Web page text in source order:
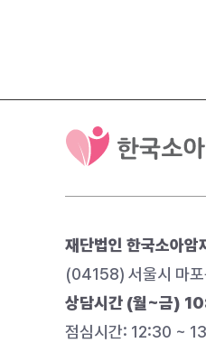
재단법인 한국소아암
(04158) 서울시 마
상담시간 (월~금)
점심시간: 12:30 ~